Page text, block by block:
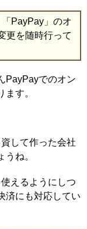
PayPay」のオ
更を随時行って
PayPayでのオン
す。
して作った会社
ね。
えるようにしつ
済にも対応してい